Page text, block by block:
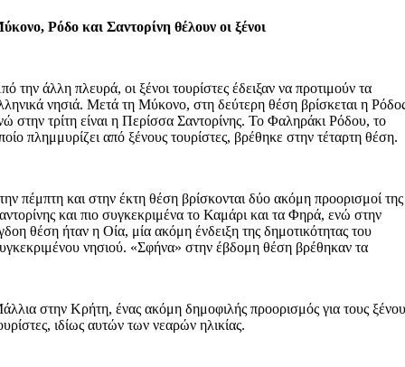
Ρόδο και Σαντορίνη θέλουν οι ξένοι
την άλλη πλευρά, οι ξένοι τουρίστες έδειξαν να προτιμούν τα
νησιά. Μετά τη Μύκονο, στη δεύτερη θέση βρίσκεται η
στην τρίτη είναι η Περίσσα Σαντορίνης. Το Φαληράκι Ρόδου, το
πλημμυρίζει από ξένους τουρίστες, βρέθηκε στην τέταρτη θέση.
πέμπτη και στην έκτη θέση βρίσκονται δύο ακόμη προορισμοί της
και πιο συγκεκριμένα το Καμάρι και τα Φηρά, ενώ στην
θέση ήταν η Οία, μία ακόμη ένδειξη της δημοτικότητας του
νησιού. «Σφήνα» στην έβδομη θέση βρέθηκαν τα
στην Κρήτη, ένας ακόμη δημοφιλής προορισμός για τους
ιδίως αυτών των νεαρών ηλικίας.